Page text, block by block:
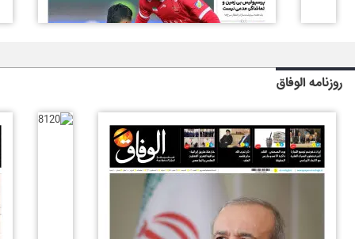
روزنامه الوفاق